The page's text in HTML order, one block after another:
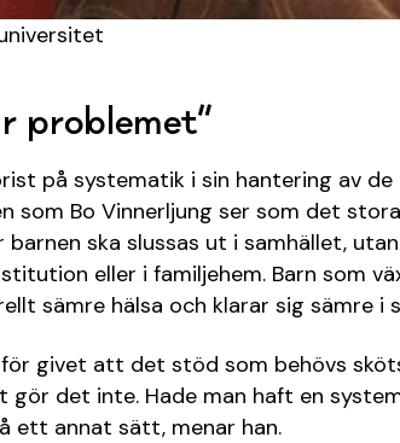
problemet”
på systematik i sin hantering av de
som Bo Vinnerljung ser som det
ska slussas ut i samhället,
eller i familjehem. Barn som
sämre hälsa och klarar sig sämre i
givet att det stöd som behövs
gör det inte. Hade man haft en
ett annat sätt, menar han.